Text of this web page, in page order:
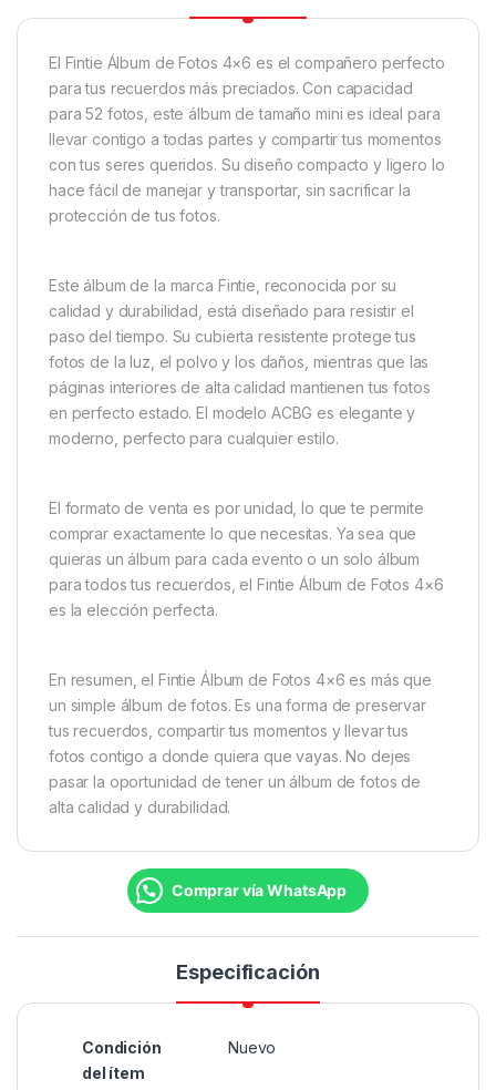
El Fintie Álbum de Fotos 4×6 es el compañero perfecto
para tus recuerdos más preciados. Con capacidad
para 52 fotos, este álbum de tamaño mini es ideal para
llevar contigo a todas partes y compartir tus momentos
con tus seres queridos. Su diseño compacto y ligero lo
hace fácil de manejar y transportar, sin sacrificar la
protección de tus fotos.
Este álbum de la marca Fintie, reconocida por su
calidad y durabilidad, está diseñado para resistir el
paso del tiempo. Su cubierta resistente protege tus
fotos de la luz, el polvo y los daños, mientras que las
páginas interiores de alta calidad mantienen tus fotos
en perfecto estado. El modelo ACBG es elegante y
moderno, perfecto para cualquier estilo.
El formato de venta es por unidad, lo que te permite
comprar exactamente lo que necesitas. Ya sea que
quieras un álbum para cada evento o un solo álbum
para todos tus recuerdos, el Fintie Álbum de Fotos 4×6
es la elección perfecta.
En resumen, el Fintie Álbum de Fotos 4×6 es más que
un simple álbum de fotos. Es una forma de preservar
tus recuerdos, compartir tus momentos y llevar tus
fotos contigo a donde quiera que vayas. No dejes
pasar la oportunidad de tener un álbum de fotos de
alta calidad y durabilidad.
Comprar vía WhatsApp
Especificación
Condición
del ítem
Nuevo